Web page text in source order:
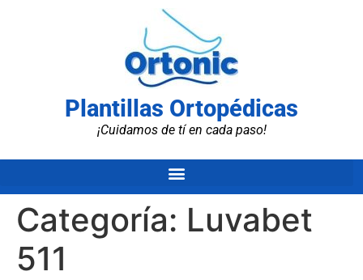
Plantillas Ortopédicas
¡Cuidamos de tí en cada paso!
Categoría: Luvabet
511